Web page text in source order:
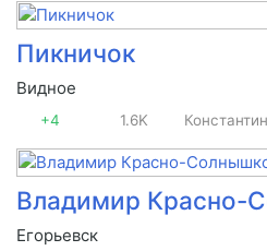
Пикничок
Видное
+4 1.6K
Владимир Красно-
Егорьевск